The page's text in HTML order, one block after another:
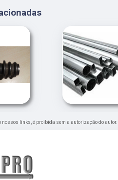
links, é proibida sem a autorização do